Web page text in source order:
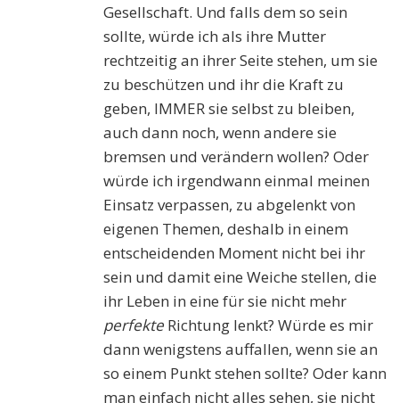
Gesellschaft. Und falls dem so sein
sollte, würde ich als ihre Mutter
rechtzeitig an ihrer Seite stehen, um sie
zu beschützen und ihr die Kraft zu
geben, IMMER sie selbst zu bleiben,
auch dann noch, wenn andere sie
bremsen und verändern wollen? Oder
würde ich irgendwann einmal meinen
Einsatz verpassen, zu abgelenkt von
eigenen Themen, deshalb in einem
entscheidenden Moment nicht bei ihr
sein und damit eine Weiche stellen, die
ihr Leben in eine für sie nicht mehr
perfekte Richtung lenkt? Würde es mir
dann wenigstens auffallen, wenn sie an
so einem Punkt stehen sollte? Oder kann
man einfach nicht alles sehen, sie nicht